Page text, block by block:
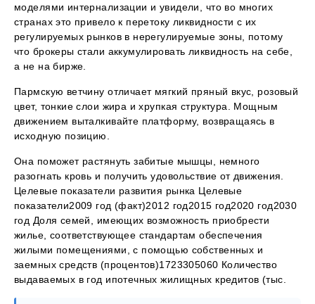
моделями интернализации и увидели, что во многих
странах это привело к перетоку ликвидности с их
регулируемых рынков в нерегулируемые зоны, потому
что брокеры стали аккумулировать ликвидность на себе,
а не на бирже.
Пармскую ветчину отличает мягкий пряный вкус, розовый
цвет, тонкие слои жира и хрупкая структура. Мощным
движением выталкивайте платформу, возвращаясь в
исходную позицию.
Она поможет растянуть забитые мышцы, немного
разогнать кровь и получить удовольствие от движения.
Целевые показатели развития рынка Целевые
показатели2009 год (факт)2012 год2015 год2020 год2030
год Доля семей, имеющих возможность приобрести
жилье, соответствующее стандартам обеспечения
жилыми помещениями, с помощью собственных и
заемных средств (процентов)1723305060 Количество
выдаваемых в год ипотечных жилищных кредитов (тыс.